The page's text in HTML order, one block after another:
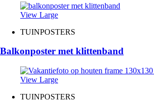
View Large
TUINPOSTERS
Balkonposter met klittenband
View Large
TUINPOSTERS